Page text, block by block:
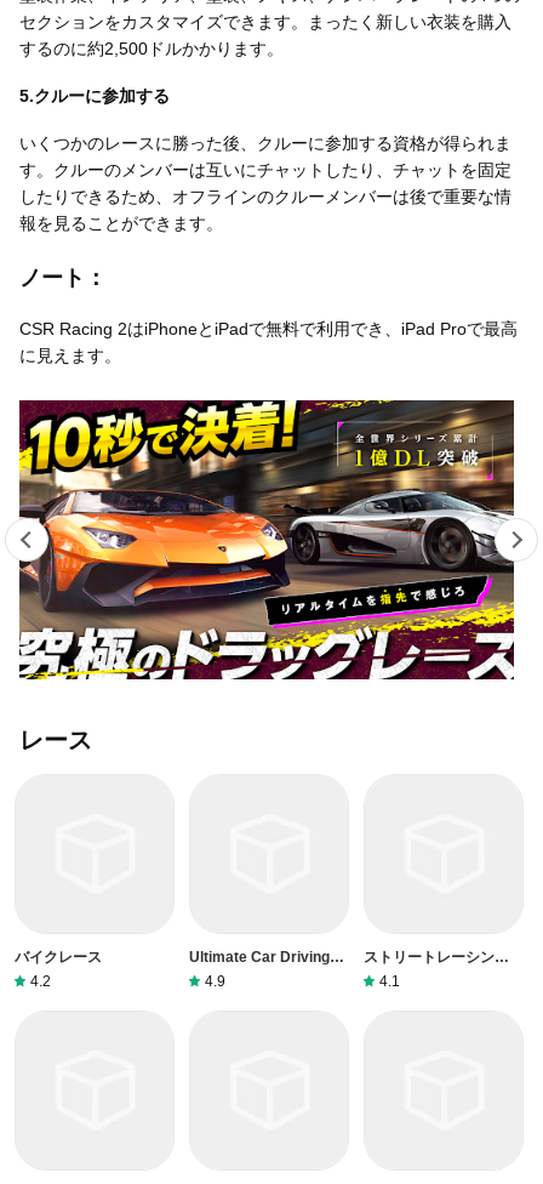
セクションをカスタマイズできます。まったく新しい衣装を購入
するのに約2,500ドルかかります。
5.クルーに参加する
いくつかのレースに勝った後、クルーに参加する資格が得られま
す。クルーのメンバーは互いにチャットしたり、チャットを固定
したりできるため、オフラインのクルーメンバーは後で重要な情
報を見ることができます。
ノート：
CSR Racing 2はiPhoneとiPadで無料で利用でき、iPad Proで最高
に見えます。
レース
バイクレース
4.2
Ultimate Car Driving
Simulator
4.9
ストリートレーシング
3D4.1